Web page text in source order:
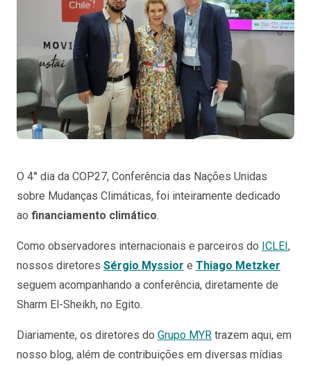
O 4° dia da COP27, Conferência das Nações Unidas
sobre Mudanças Climáticas, foi inteiramente dedicado
ao financiamento climático.
Como observadores internacionais e parceiros do ICLEI,
nossos diretores Sérgio Myssior e Thiago Metzker
seguem acompanhando a conferência, diretamente de
Sharm El-Sheikh, no Egito.
Diariamente, os diretores do Grupo MYR trazem aqui, em
nosso blog, além de contribuições em diversas mídias